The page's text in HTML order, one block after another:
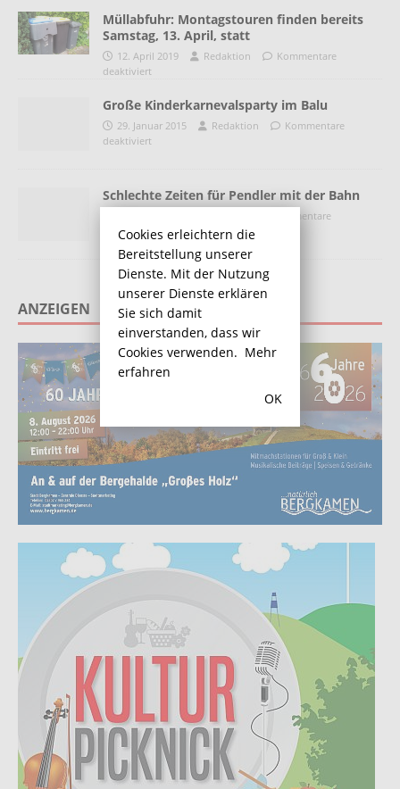
Müllabfuhr: Montagstouren finden bereits
Samstag, 13. April, statt
12. April 2019 Redaktion
Kommentare
deaktiviert
Große Kinderkarnevalsparty im Balu
29. Januar 2015 Redaktion
Kommentare
deaktiviert
Schlechte Zeiten für Pendler mit der Bahn
Kommentare
deaktiviert
ANZEIGEN
Cookies erleichtern die
Bereitstellung unserer
Dienste. Mit der Nutzung
unserer Dienste erklären
Sie sich damit
einverstanden, dass wir
Cookies verwenden. Mehr
erfahren
OK